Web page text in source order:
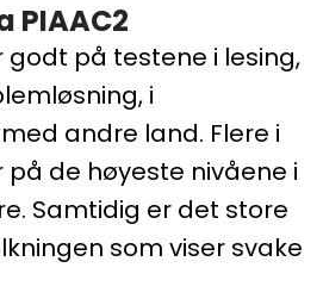
PIAAC2
på testene i lesing,
i
andre land. Flere i
de høyeste nivåene i
Samtidig er det store
som viser svake